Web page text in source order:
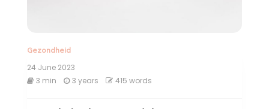
Gezondheid
24 June 2023
3 min
3 years 415 words